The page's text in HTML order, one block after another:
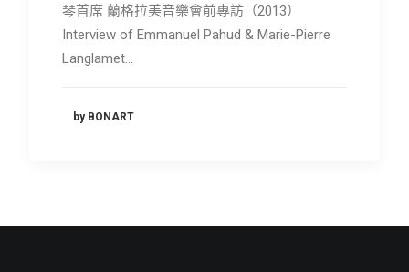
琴首席 蘭格拉美音樂會前專訪（2013）
Interview of Emmanuel Pahud & Marie-Pierre
Langlamet…
by BONART